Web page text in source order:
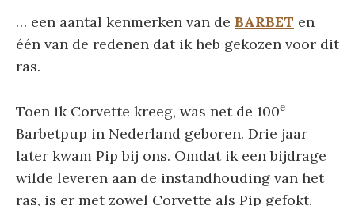
… een aantal kenmerken van de BARBET en
één van de redenen dat ik heb gekozen voor dit
ras.
Toen ik Corvette kreeg, was net de 100e
Barbetpup in Nederland geboren. Drie jaar
later kwam Pip bij ons. Omdat ik een bijdrage
wilde leveren aan de instandhouding van het
ras, is er met zowel Corvette als Pip gefokt.